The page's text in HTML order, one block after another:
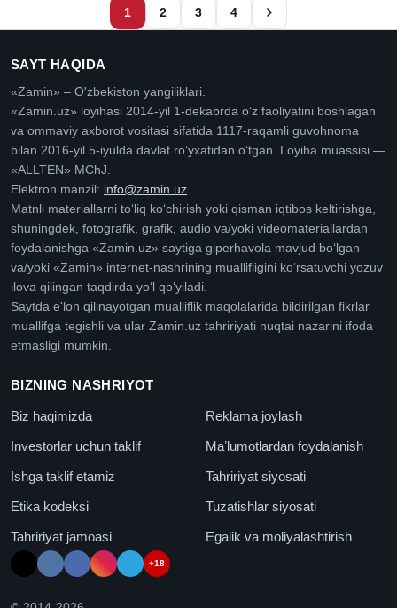
1 2 3 4
SAYT HAQIDA
«Zamin» – O'zbekiston yangiliklari.
«Zamin.uz» loyihasi 2014-yil 1-dekabrda oʻz faoliyatini boshlagan
va ommaviy axborot vositasi sifatida 1117-raqamli guvohnoma
bilan 2016-yil 5-iyulda davlat roʻyxatidan oʻtgan. Loyiha muassisi —
«ALLTEN» MChJ.
Elektron manzil: info@zamin.uz.
Matnli materiallarni toʻliq koʻchirish yoki qisman iqtibos keltirishga,
shuningdek, fotografik, grafik, audio va/yoki videomateriallardan
foydalanishga «Zamin.uz» saytiga giperhavola mavjud boʻlgan
va/yoki «Zamin» internet-nashrining muallifligini koʻrsatuvchi yozuv
ilova qilingan taqdirda yoʻl qoʻyiladi.
Saytda e'lon qilinayotgan mualliflik maqolalarida bildirilgan fikrlar
muallifga tegishli va ular Zamin.uz tahririyati nuqtai nazarini ifoda
etmasligi mumkin.
BIZNING NASHRIYOT
Biz haqimizda
Reklama joylash
Investorlar uchun taklif
Maʼlumotlardan foydalanish
Ishga taklif etamiz
Tahririyat siyosati
Etika kodeksi
Tuzatishlar siyosati
Tahririyat jamoasi
Egalik va moliyalashtirish
+18